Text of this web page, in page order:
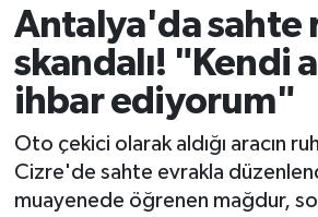
Antalya'da sahte
skandalı! "Kendi
ihbar ediyorum"
Oto çekici olarak aldığı aracın
Cizre'de sahte evrakla
muayenede öğrenen mağdur,
Asayiş
Turizm
Magazin
Antalya Namaz Vakitleri
Antalya Trafik Yoğunluk
Süper Lig Puan Durumu ve
Tüm Manşetler